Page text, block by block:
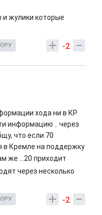
жулики которые
-2
хода ни в КР
информацию .. через
что если 70
в Кремле на поддержку
же ...20 приходит
через несколько
-2